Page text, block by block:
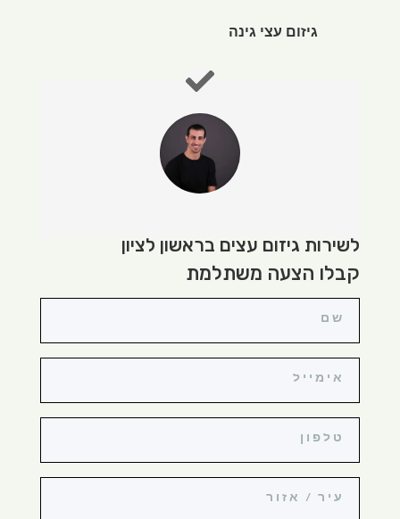
גיזום עצי גינה
לשירות גיזום עצים בראשון לציון
קבלו הצעה משתלמת